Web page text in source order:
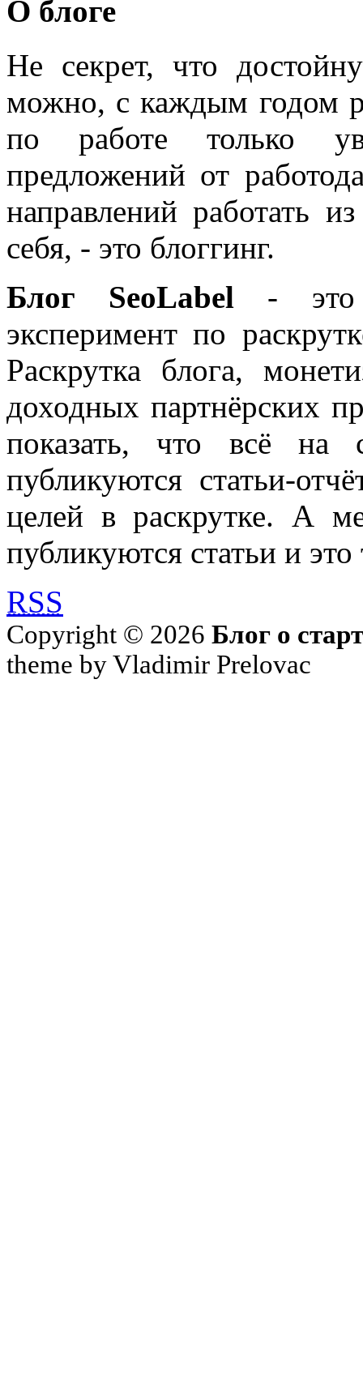
О блоге
Не секрет, что
можно, с каждым годом
по работе только
предложений от
направлений работать
себя, - это блоггинг.
Блог SeoLabel - это
эксперимент по
Раскрутка блога,
доходных партнёрских
показать, что всё на
публикуются статьи-
целей в раскрутке. А
публикуются статьи и
RSS
Copyright © 2026 Блог о
theme by Vladimir Prelovac